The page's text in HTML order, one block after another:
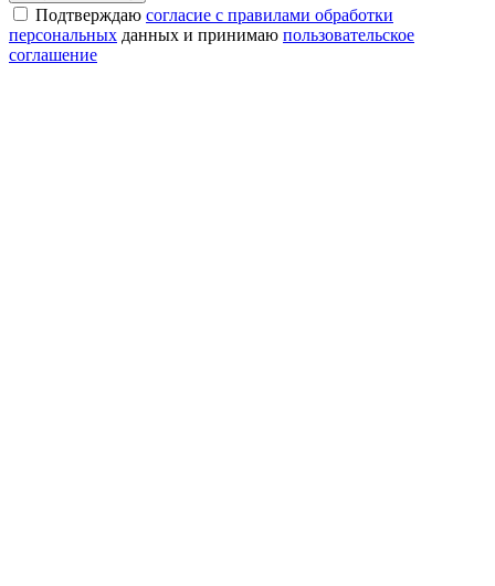
Подтверждаю согласие с правилами обработки
персональных данных и принимаю пользовательское
соглашение